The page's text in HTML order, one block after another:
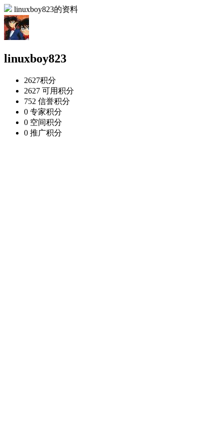
linuxboy823的资料
linuxboy823
2627积分
2627 可用积分
752 信誉积分
0 专家积分
0 空间积分
0 推广积分